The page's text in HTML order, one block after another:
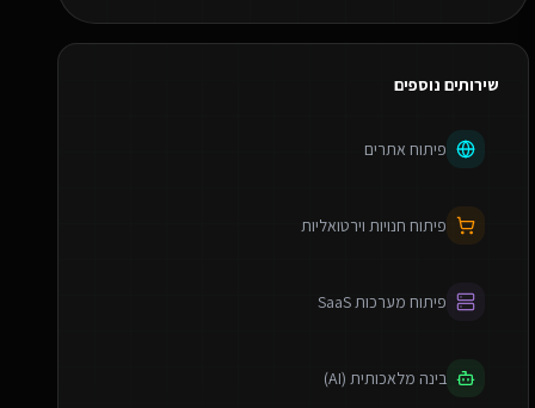
שירותים נוספים
פיתוח אתרים
פיתוח חנויות וירטואליות
פיתוח מערכות SaaS
בינה מלאכותית (AI)